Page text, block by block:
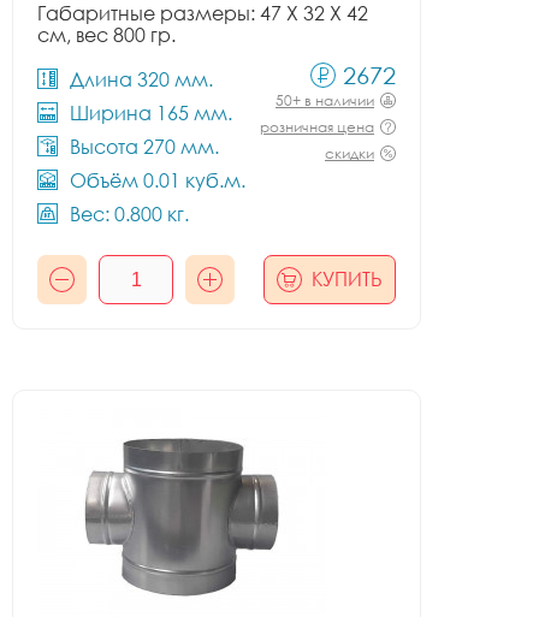
Габаритные размеры: 47 X 32 X 42
см, вес 800 гр.
Длина 320 мм.
Ширина 165 мм.
Высота 270 мм.
Объём 0.01 куб.м.
Вес: 0.800 кг.
2672
50+ в наличии
розничная цена
скидки
КУПИТЬ